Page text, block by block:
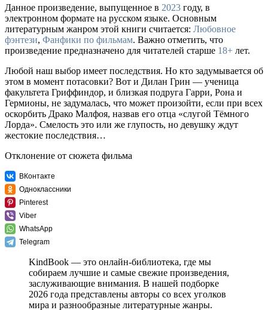
Данное произведение, выпущенное в 2023 году, в
электронном формате на русском языке. Основным
литературным жанром этой книги считается: Любовное
фэнтези, Фанфики по фильмам. Важно отметить, что
произведение предназначено для читателей старше 18+ лет.
Любой наш выбор имеет последствия. Но кто задумывается об
этом в момент потасовки? Вот и Дилан Грин — ученица
факультета Гриффиндор, и близкая подруга Гарри, Рона и
Гермионы, не задумалась, что может произойти, если при всех
оскорбить Драко Малфоя, назвав его отца «слугой Тёмного
Лорда». Смелость это или же глупость, но девушку ждут
жестокие последствия…
Отклонение от сюжета фильма
ВКонтакте
Одноклассники
Pinterest
Viber
WhatsApp
Telegram
KindBook — это онлайн-библиотека, где мы
собираем лучшие и самые свежие произведения,
заслуживающие внимания. В нашей подборке
2026 года представлены авторы со всех уголков
мира и разнообразные литературные жанры.